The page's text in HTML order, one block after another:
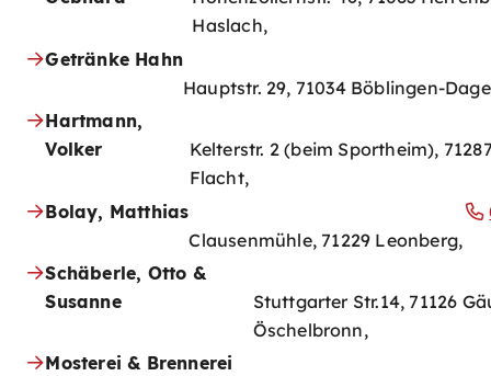
Haslach,
Getränke Hahn
Hauptstr. 29, 71034 Böblingen-
Hartmann,
Volker
Kelterstr. 2 (beim Sportheim),
Flacht,
Bolay, Matthias
Clausenmühle, 71229 Leonberg,
Schäberle, Otto &
Susanne
Stuttgarter Str.14, 71126
Öschelbronn,
Mosterei & Brennerei